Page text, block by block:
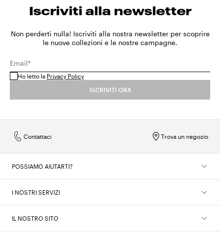
Iscriviti alla newsletter
Non perderti nulla! Iscriviti alla nostra newsletter per scoprire
le nuove collezioni e le nostre campagne.
Email*
Ho letto la Privacy Policy
ISCRIVITI ORA
Trova un negozio
Contattaci
POSSIAMO AIUTARTI?
I NOSTRI SERVIZI
IL NOSTRO SITO